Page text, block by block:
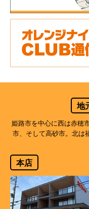
地
姫路市を中心に西は赤穂
市、そして高砂市。北は
本店